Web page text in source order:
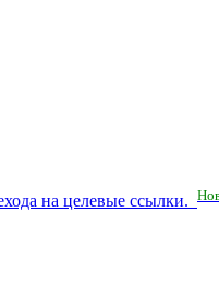
на целевые ссылки.